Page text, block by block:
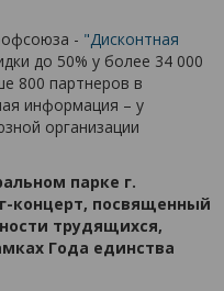
- "Дисконтная
до 50% у более 34 000
800 партнеров в
информация – у
организации
парке г.
концерт, посвященный
трудящихся,
Года единства